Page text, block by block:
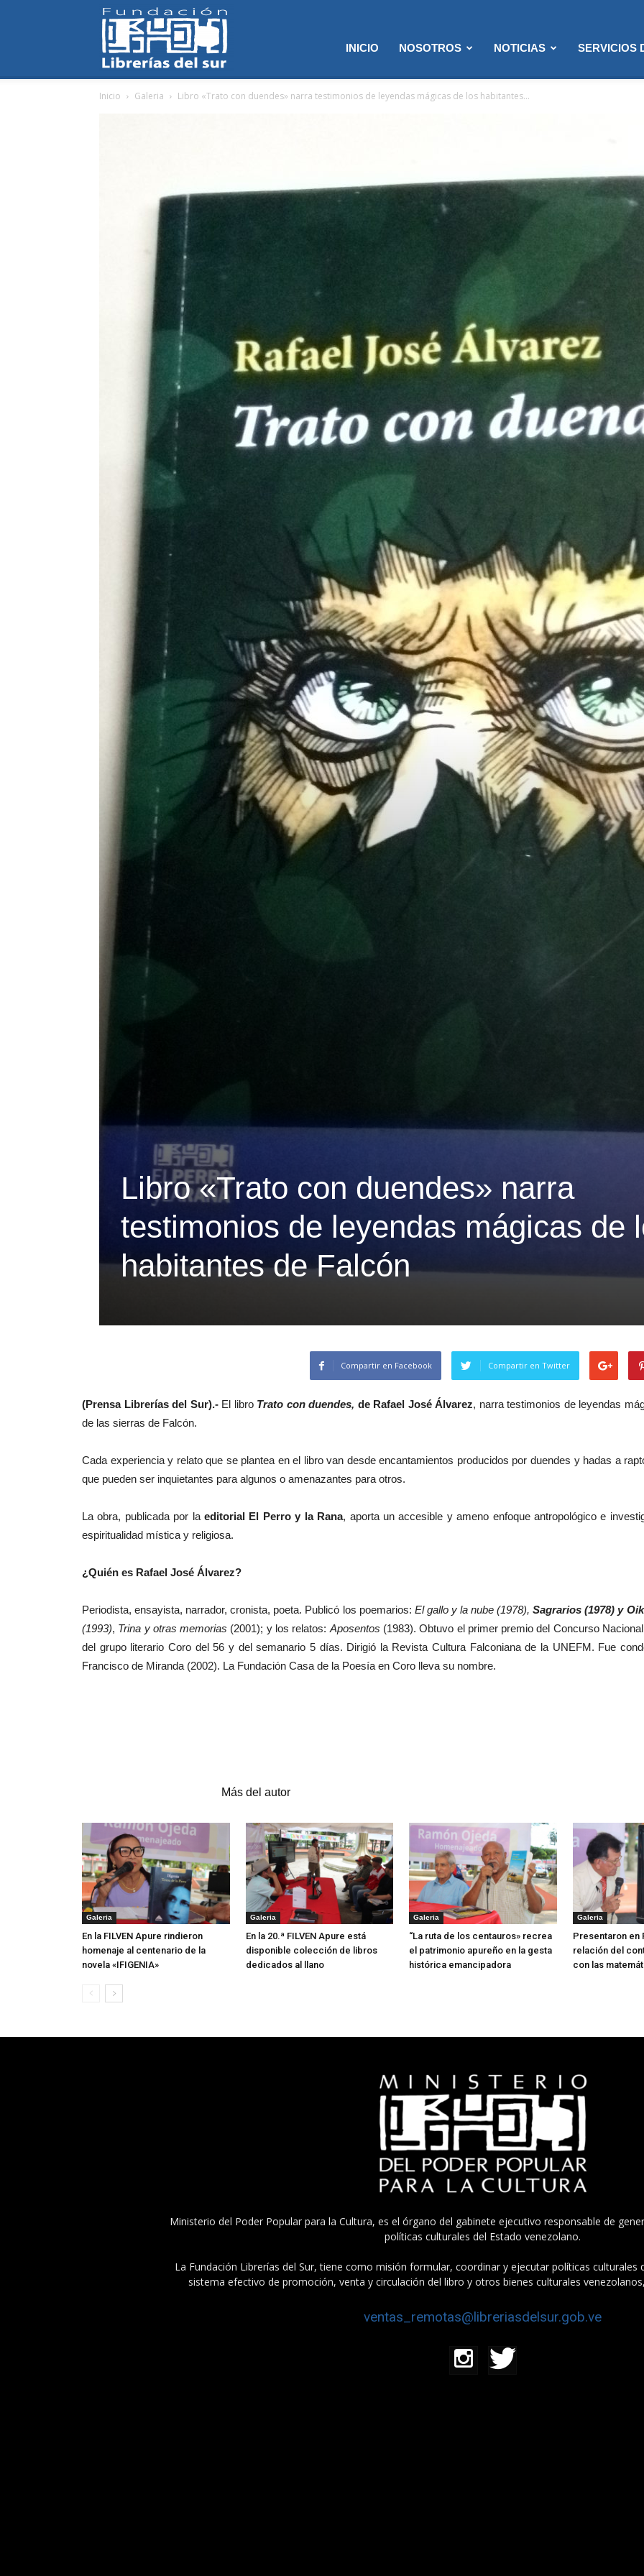
del
INICIO NOSOTROS NOTICIAS SERVICIOS
Inicio Galeria Libro «Trato con duendes» narra testimonios de leyendas mágicas de los habitantes...
Libro «Trato con duendes» narra
testimonios de leyendas mágicas de
habitantes de Falcón
Compartir en Facebook Compartir en Twitter
(Prensa Librerías del Sur).- El libro Trato con duendes, de Rafael José Álvarez, narra testimonios de leyendas
de las sierras de Falcón.
Cada experiencia y relato que se plantea en el libro van desde encantamientos producidos por duendes y hadas a
que pueden ser inquietantes para algunos o amenazantes para otros.
La obra, publicada por laeditorial El Perro y la Rana, aporta un accesible y ameno enfoque antropológico e
espiritualidad mística y religiosa.
¿Quién es Rafael José Álvarez?
Periodista, ensayista, narrador, cronista, poeta. Publicó los poemarios: El gallo y la nube (1978),Sagrarios (1978) y
(1993), Trina y otras memorias (2001); y los relatos: Aposentos (1983). Obtuvo el primer premio del Concurso
del grupo literario Coro del 56 y del semanario 5 días. Dirigió la Revista Cultura Falconiana de la UNEFM. Fue
Francisco de Miranda (2002). La Fundación Casa de la Poesía en Coro lleva su nombre.
Más del autor
Galeria
En la FILVEN Apure rindieron
homenaje al centenario de la
novela «IFIGENIA»
Galeria
En la 20.ª FILVEN Apure está
disponible colección de libros
dedicados al llano
Galeria
“La ruta de los centauros» recrea
el patrimonio apureño en la gesta
histórica emancipadora
Galeria
Presentaron en
relación del
con las
Ministerio del Poder Popular para la Cultura, es el órgano del gabinete ejecutivo responsable de
políticas culturales del Estado venezolano.
La Fundación Librerías del Sur, tiene como misión formular, coordinar y ejecutar políticas culturales
sistema efectivo de promoción, venta y circulación del libro y otros bienes culturales
ventas_remotas@libreriasdelsur.gob.ve